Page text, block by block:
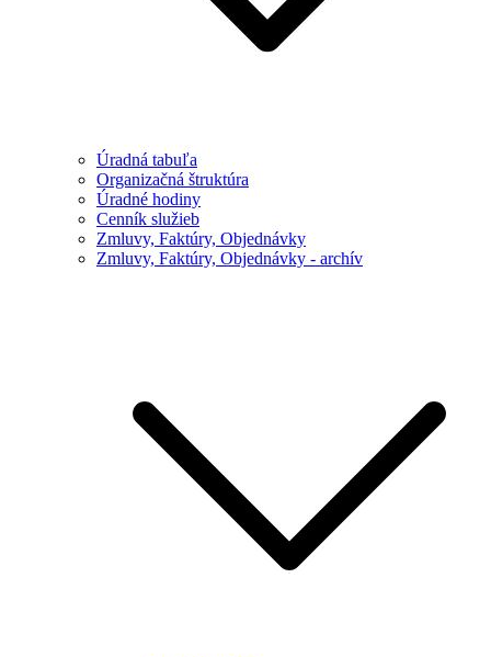
Úradná tabuľa
Organizačná štruktúra
Úradné hodiny
Cenník služieb
Zmluvy, Faktúry, Objednávky
Zmluvy, Faktúry, Objednávky - archív